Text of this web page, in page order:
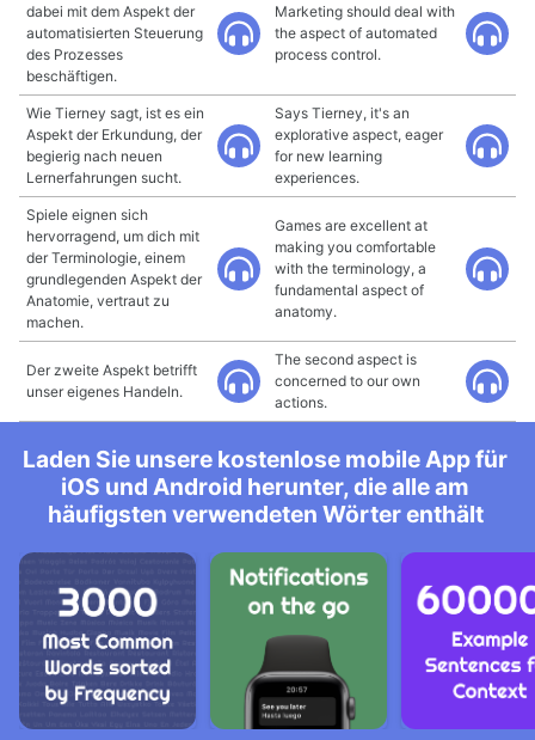
dabei mit dem Aspekt der
automatisierten Steuerung
des Prozesses
beschäftigen.
Marketing should deal with
the aspect of automated
process control.
Wie Tierney sagt, ist es ein
Aspekt der Erkundung, der
begierig nach neuen
Lernerfahrungen sucht.
Says Tierney, it's an
explorative aspect, eager
for new learning
experiences.
Spiele eignen sich
hervorragend, um dich mit
der Terminologie, einem
grundlegenden Aspekt der
Anatomie, vertraut zu
machen.
Games are excellent at
making you comfortable
with the terminology, a
fundamental aspect of
anatomy.
Der zweite Aspekt betrifft
unser eigenes Handeln.
The second aspect is
concerned to our own
actions.
Laden Sie unsere kostenlose mobile App für
iOS und Android herunter, die alle am
häufigsten verwendeten Wörter enthält